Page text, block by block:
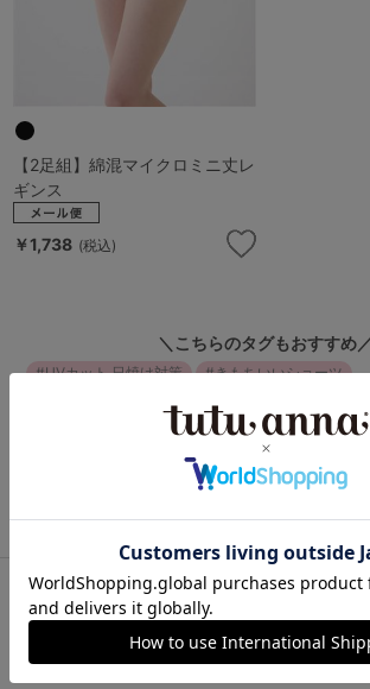
【2足組】綿混マイクロミニ丈レ
ギンス
￥1,738 (税込)
＼こちらのタグもおすすめ
UVカット 日焼け対策
きもちいいショーツ
ブラジャー 小さく見せる
レギンス 体型カバー
レギンス 軽やかママスタ
レギンス しゃがんでも安
レギンス 重ね着コーデに
レギンス ミニ丈
チュチュアンナ公式オンラインストア
レッグウ
レギンス・スパッツ